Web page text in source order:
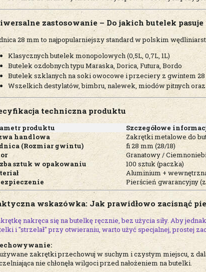
zastosowanie – Do jakich butelek pasuje
28 mm to najpopularniejszy standard w polskim
Klasycznych butelek monopolowych (0,5L, 0,7L, 1L)
Butelek ozdobnych typu Maraska, Dorica, Futura, Bordo
Butelek szklanych na soki owocowe i przeciery z gwintem
Wszelkich destylatów, bimbru, nalewek, miodów pitnych
techniczna produktu
produktu
Szczegółowe
handlowa
Zakrętki metalowe do
(Rozmiar gwintu)
fi 28 mm (28/18)
Granatowy /
sztuk w opakowaniu
100 sztuk (paczka)
Aluminium +
Pierścień gwarancyjny
wskazówka: Jak prawidłowo zacisnąć
nakręca się na butelkę ręcznie, bez użycia siły. Aby
i "strzelał" przy otwieraniu, warto użyć specjalnej, prostej
zakrętki przechowuj w suchym i czystym miejscu, z
nie chłonęła wilgoci przed nałożeniem na butelki.